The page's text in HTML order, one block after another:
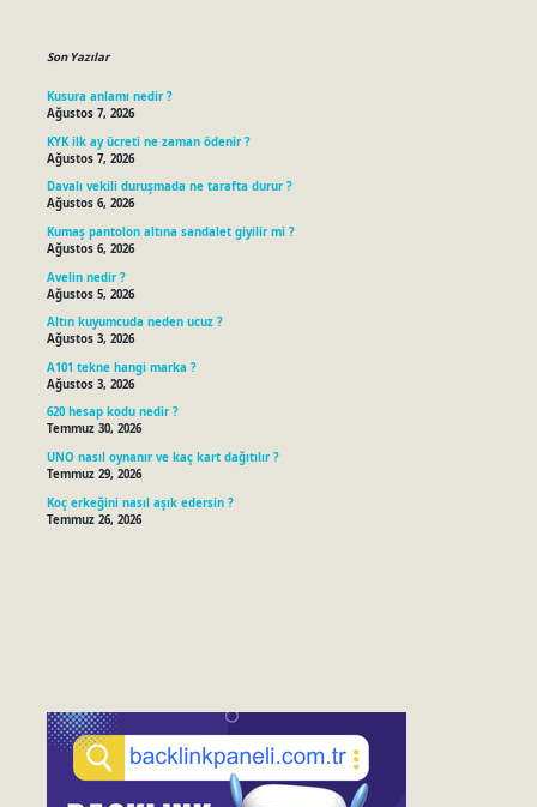
Son Yazılar
Kusura anlamı nedir ?
Ağustos 7, 2026
KYK ilk ay ücreti ne zaman ödenir ?
Ağustos 7, 2026
Davalı vekili duruşmada ne tarafta durur ?
Ağustos 6, 2026
Kumaş pantolon altına sandalet giyilir mi ?
Ağustos 6, 2026
Avelin nedir ?
Ağustos 5, 2026
Altın kuyumcuda neden ucuz ?
Ağustos 3, 2026
A101 tekne hangi marka ?
Ağustos 3, 2026
620 hesap kodu nedir ?
Temmuz 30, 2026
UNO nasıl oynanır ve kaç kart dağıtılır ?
Temmuz 29, 2026
Koç erkeğini nasıl aşık edersin ?
Temmuz 26, 2026